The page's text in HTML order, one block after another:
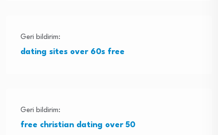
Geri bildirim:
dating sites over 60s free
Geri bildirim:
free christian dating over 50